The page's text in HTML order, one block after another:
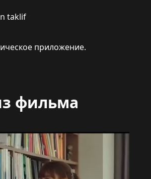
taklif
приложение.
фильма